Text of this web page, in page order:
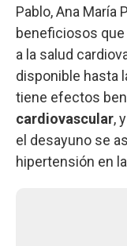
Pablo, Ana María
beneficiosos
a la salud
disponible hasta
tiene efectos
cardiovascular,
el desayuno se
hipertensión en